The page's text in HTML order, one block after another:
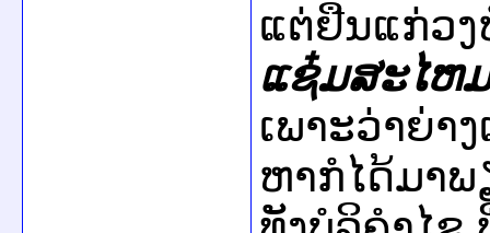
ແຕ່​ຢືນ​​ແກ່ວ​
ແຊ໋ມສະ​ໄຫ
ເພາະວ່າ​ຍ່າ
ຫາ​ກໍ​ໄດ້​ມາ​ພ